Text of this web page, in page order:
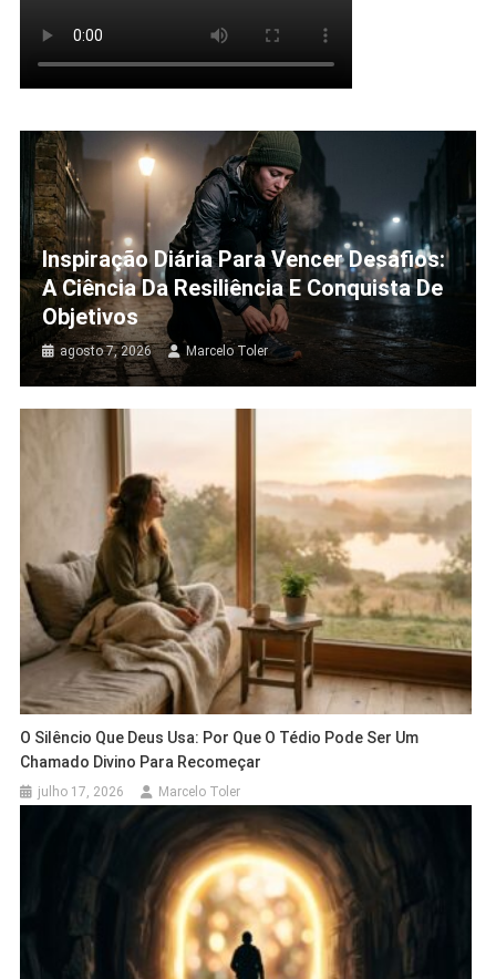
Inspiração Diária Para Vencer Desafios:
A Ciência Da Resiliência E Conquista De
Objetivos
agosto 7, 2026 Marcelo Toler
O Silêncio Que Deus Usa: Por Que O Tédio Pode Ser Um
Chamado Divino Para Recomeçar
julho 17, 2026 Marcelo Toler